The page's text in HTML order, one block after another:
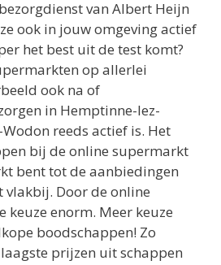
van Albert Heijn
ook in jouw omgeving actief
het best uit de test komt?
op allerlei
ook na of
in Hemptinne-lez-
reeds actief is. Het
bij de online supermarkt
bent tot de aanbiedingen
vlakbij. Door de online
keuze enorm. Meer keuze
boodschappen! Zo
prijzen uit schappen